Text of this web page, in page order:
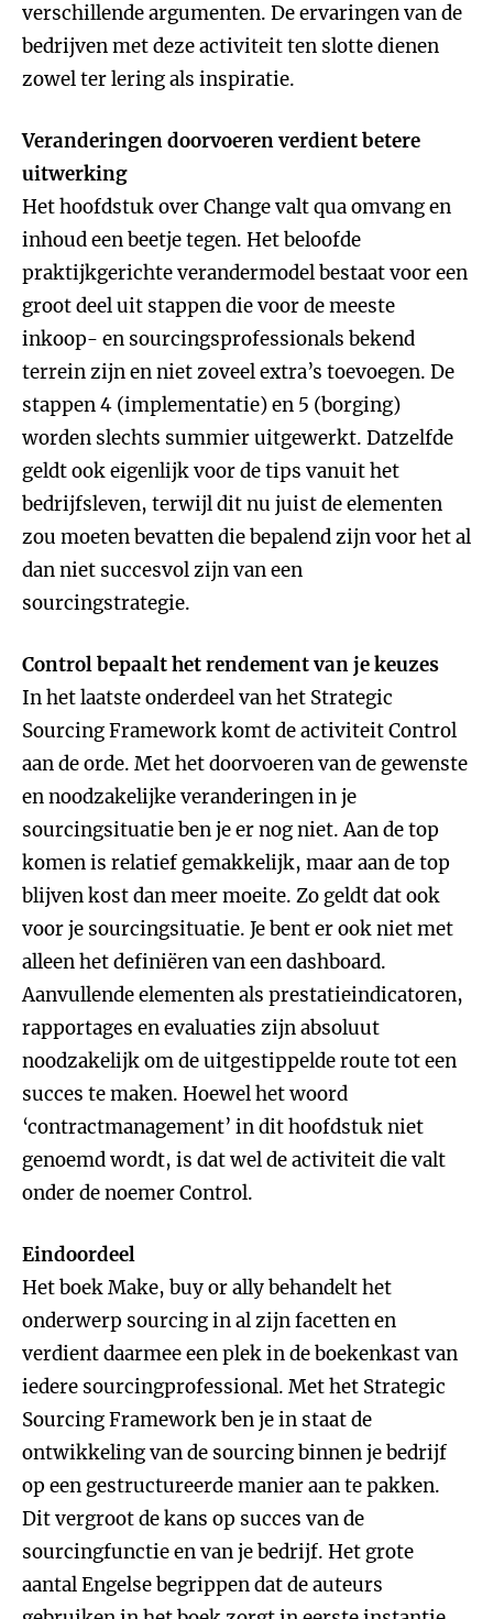
verschillende argumenten. De ervaringen van de
bedrijven met deze activiteit ten slotte dienen
zowel ter lering als inspiratie.
Veranderingen doorvoeren verdient betere
uitwerking
Het hoofdstuk over Change valt qua omvang en
inhoud een beetje tegen. Het beloofde
praktijkgerichte verandermodel bestaat voor een
groot deel uit stappen die voor de meeste
inkoop- en sourcingsprofessionals bekend
terrein zijn en niet zoveel extra’s toevoegen. De
stappen 4 (implementatie) en 5 (borging)
worden slechts summier uitgewerkt. Datzelfde
geldt ook eigenlijk voor de tips vanuit het
bedrijfsleven, terwijl dit nu juist de elementen
zou moeten bevatten die bepalend zijn voor het al
dan niet succesvol zijn van een
sourcingstrategie.
Control bepaalt het rendement van je keuzes
In het laatste onderdeel van het Strategic
Sourcing Framework komt de activiteit Control
aan de orde. Met het doorvoeren van de gewenste
en noodzakelijke veranderingen in je
sourcingsituatie ben je er nog niet. Aan de top
komen is relatief gemakkelijk, maar aan de top
blijven kost dan meer moeite. Zo geldt dat ook
voor je sourcingsituatie. Je bent er ook niet met
alleen het definiëren van een dashboard.
Aanvullende elementen als prestatieindicatoren,
rapportages en evaluaties zijn absoluut
noodzakelijk om de uitgestippelde route tot een
succes te maken. Hoewel het woord
‘contractmanagement’ in dit hoofdstuk niet
genoemd wordt, is dat wel de activiteit die valt
onder de noemer Control.
Eindoordeel
Het boek Make, buy or ally behandelt het
onderwerp sourcing in al zijn facetten en
verdient daarmee een plek in de boekenkast van
iedere sourcingprofessional. Met het Strategic
Sourcing Framework ben je in staat de
ontwikkeling van de sourcing binnen je bedrijf
op een gestructureerde manier aan te pakken.
Dit vergroot de kans op succes van de
sourcingfunctie en van je bedrijf. Het grote
aantal Engelse begrippen dat de auteurs